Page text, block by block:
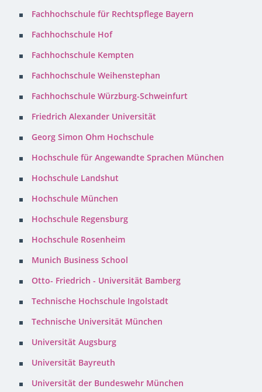
Fachhochschule für Rechtspflege Bayern
Fachhochschule Hof
Fachhochschule Kempten
Fachhochschule Weihenstephan
Fachhochschule Würzburg-Schweinfurt
Friedrich Alexander Universität
Georg Simon Ohm Hochschule
Hochschule für Angewandte Sprachen München
Hochschule Landshut
Hochschule München
Hochschule Regensburg
Hochschule Rosenheim
Munich Business School
Otto- Friedrich - Universität Bamberg
Technische Hochschule Ingolstadt
Technische Universität München
Universität Augsburg
Universität Bayreuth
Universität der Bundeswehr München